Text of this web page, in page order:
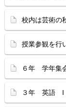
校内は芸術の
授業参観を行
６年 学年集
３年 英語 I